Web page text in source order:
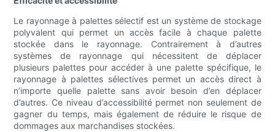
Le rayonnage à palettes sélectif est un système de stockage
polyvalent qui permet un accès facile à chaque palette
stockée dans le rayonnage. Contrairement à d’autres
systèmes de rayonnage qui nécessitent de déplacer
plusieurs palettes pour accéder à une palette spécifique, le
rayonnage à palettes sélectives permet un accès direct à
n’importe quelle palette sans avoir besoin d’en déplacer
d’autres. Ce niveau d’accessibilité permet non seulement de
gagner du temps, mais également de réduire le risque de
dommages aux marchandises stockées.